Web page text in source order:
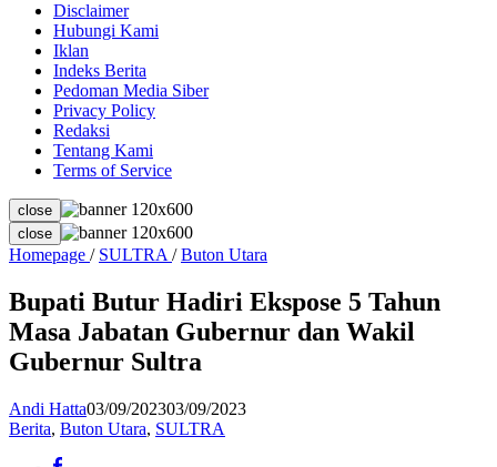
Disclaimer
Hubungi Kami
Iklan
Indeks Berita
Pedoman Media Siber
Privacy Policy
Redaksi
Tentang Kami
Terms of Service
close
close
Homepage / SULTRA / Buton Utara
Hadiri
Ekspose
5
Bupati Butur Hadiri Ekspose 5 Tahun
Masa Jabatan Gubernur dan Wakil
Gubernur Sultra
Andi Hatta03/09/202303/09/2023
Berita, Buton Utara, SULTRA